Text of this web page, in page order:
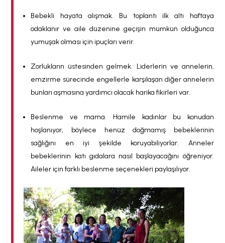
Bebekli hayata alışmak. Bu toplantı ilk altı haftaya
odaklanır ve aile düzenine geçişin mümkün olduğunca
yumuşak olması için ipuçları verir.
Zorlukların üstesinden gelmek. Liderlerin ve annelerin,
emzirme sürecinde engellerle karşılaşan diğer annelerin
bunları aşmasına yardımcı olacak harika fikirleri var.
Beslenme ve mama. Hamile kadınlar bu konudan
hoşlanıyor, böylece henüz doğmamış bebeklerinin
sağlığını en iyi şekilde koruyabiliyorlar. Anneler
bebeklerinin katı gıdalara nasıl başlayacağını öğreniyor.
Aileler için farklı beslenme seçenekleri paylaşılıyor.